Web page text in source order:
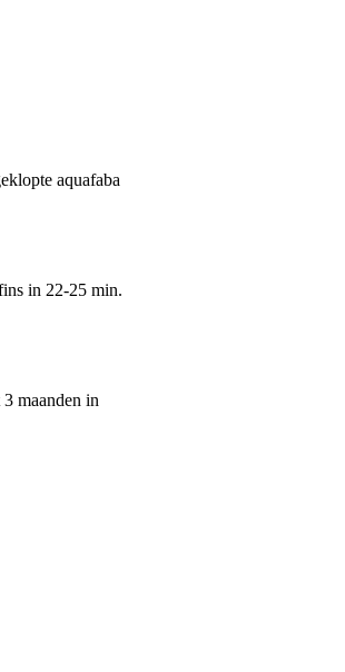
aquafaba
in 22-25 min.
maanden in